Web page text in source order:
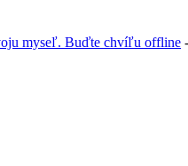
myseľ. Buďte chvíľu offline